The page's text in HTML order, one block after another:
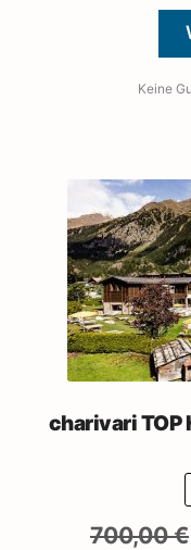
Keine
charivari TOP
700,00€